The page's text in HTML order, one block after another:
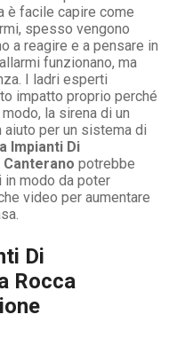
è facile capire come
spesso vengono
a reagire e a pensare in
funzionano, ma
I ladri esperti
impatto proprio perché
la sirena di un
per un sistema di
Impianti Di
potrebbe
in modo da poter
video per aumentare
Di
Rocca